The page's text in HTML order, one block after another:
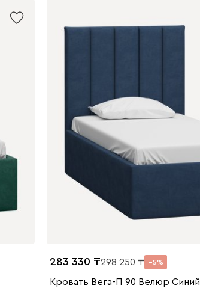
283 330 298 250 5
Кровать Вега-П 90 Велюр Синий